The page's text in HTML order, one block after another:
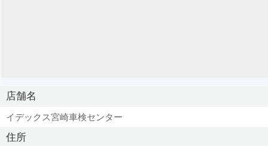
店舗名
イデックス宮崎車検センター
住所